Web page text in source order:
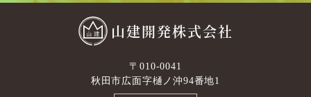
山建開発株式会社
〒010-0041
秋田市広面字樋ノ沖94番地1